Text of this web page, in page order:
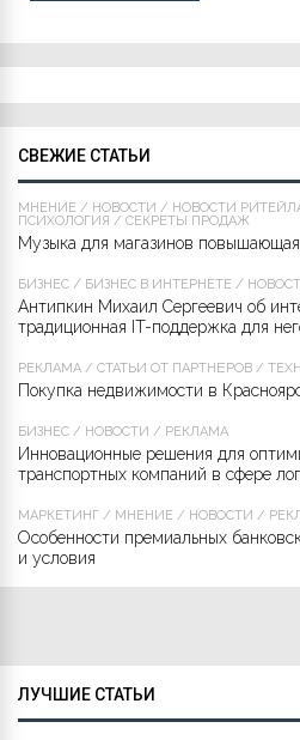
СВЕЖИЕ СТАТЬИ
МНЕНИЕ / НОВОСТИ / НОВОСТИ
ПСИХОЛОГИЯ / СЕКРЕТЫ ПРОДАЖ
Музыка для магазинов
БИЗНЕС / БИЗНЕС В ИНТЕРНЕТЕ /
Антипкин Михаил Сергеевич об
традиционная IT-поддержка для
РЕКЛАМА / СТАТЬИ ОТ ПАРТНЁРОВ /
Покупка недвижимости в
БИЗНЕС / НОВОСТИ / РЕКЛАМА
Инновационные решения для
транспортных компаний в сфере
МАРКЕТИНГ / МНЕНИЕ / НОВОСТИ /
Особенности премиальных
и условия
ЛУЧШИЕ СТАТЬИ